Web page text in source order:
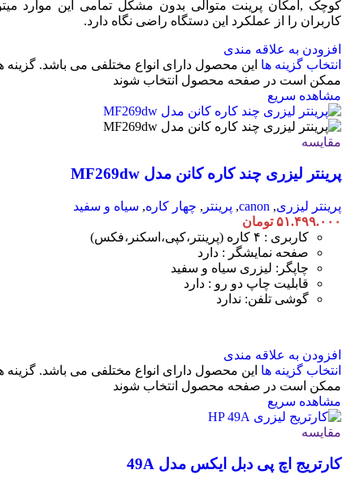
کوچک ,امکان پرینت متوالی بدون مشکل تمامی این موارد
کاربران را از عملکرد این دستگاه راضی نگاه دارد.
افزودن به علاقه مندی
انتخاب گزینه ها این محصول دارای انواع مختلفی می باشد. گزینه
ممکن است در صفحه محصول انتخاب شوند
مشاهده سریع
مقایسه
پرینتر لیزری چند کاره کانن مدل MF269dw
پرینتر لیزری,
canon
, پرینتر , چهار کاره, سیاه و سفید
۵۱.۴۹۹.۰۰۰ تومان
کاربری : ۴ کاره (پرینتر،کپی،اسکنر،فکس)
صفحه نمایشگر : دارد
چاپگر: لیزری سیاه و سفید
قابلیت چاپ دو رو : دارد
گوشی تلفن: ندارد
افزودن به علاقه مندی
انتخاب گزینه ها این محصول دارای انواع مختلفی می باشد. گزینه
ممکن است در صفحه محصول انتخاب شوند
مشاهده سریع
مقایسه
کارتریج اچ پی دبل ایکس مدل 49A